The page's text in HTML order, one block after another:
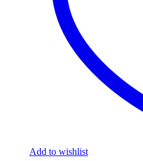
Add to wishlist